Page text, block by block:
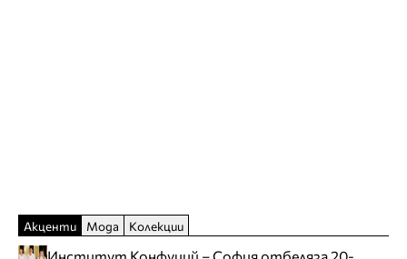
Акценти Мода Колекции
Институт Конфуций – София отбеляза 20-